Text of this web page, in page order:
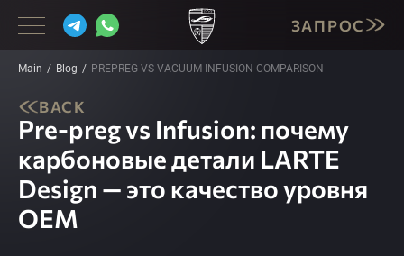
BMW
MERCEDES
PORSCHE
ЗАПРОС
Main Blog PREPREG VS VACUUM INFUSION COMPARISON
BACK
Pre-preg vs Infusion: почему
карбоновые детали LARTE
Design — это качество уровня
OEM